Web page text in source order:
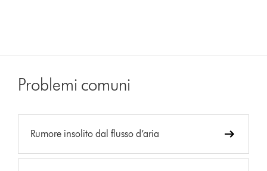
Problemi comuni
Rumore insolito dal flusso d’aria